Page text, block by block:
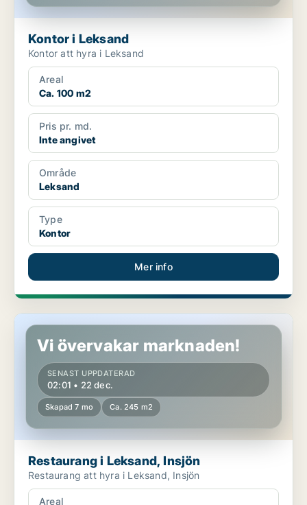
Kontor i Leksand
Kontor att hyra i Leksand
Areal
Ca. 100 m2
Pris pr. md.
Inte angivet
Område
Leksand
Type
Kontor
Mer info
Restaurang i Leksand, Insjön
Vi övervakar marknaden!
SENAST UPPDATERAD
02:01 • 22 dec.
Skapad 7 mo Ca. 245 m2
Restaurang i Leksand, Insjön
Restaurang att hyra i Leksand, Insjön
Areal